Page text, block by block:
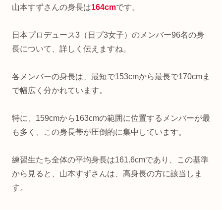
山本すずさんの身長は164cmです。
日本プロデュース3（日プ3女子）のメンバー96名の身
長について、詳しく伝えますね。
各メンバーの身長は、最短で153cmから最長で170cmま
で幅広く分かれています。
特に、159cmから163cmの範囲に位置するメンバーが最
も多く、この身長帯が圧倒的に集中しています。
練習生たち全体の平均身長は161.6cmであり、この基準
から見ると、山本すずさんは、高身長の方に該当しま
す。